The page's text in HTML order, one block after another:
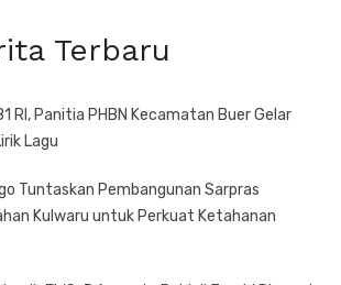
Terbaru
RI, Panitia PHBN Kecamatan Buer Gelar
Lagu
Tuntaskan Pembangunan Sarpras
Kulwaru untuk Perkuat Ketahanan